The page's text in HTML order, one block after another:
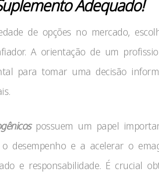
Adequado!
de opções no mercado,
A orientação de um
para tomar uma decisão
possuem um papel
desempenho e a acelerar o
e responsabilidade. É crucial